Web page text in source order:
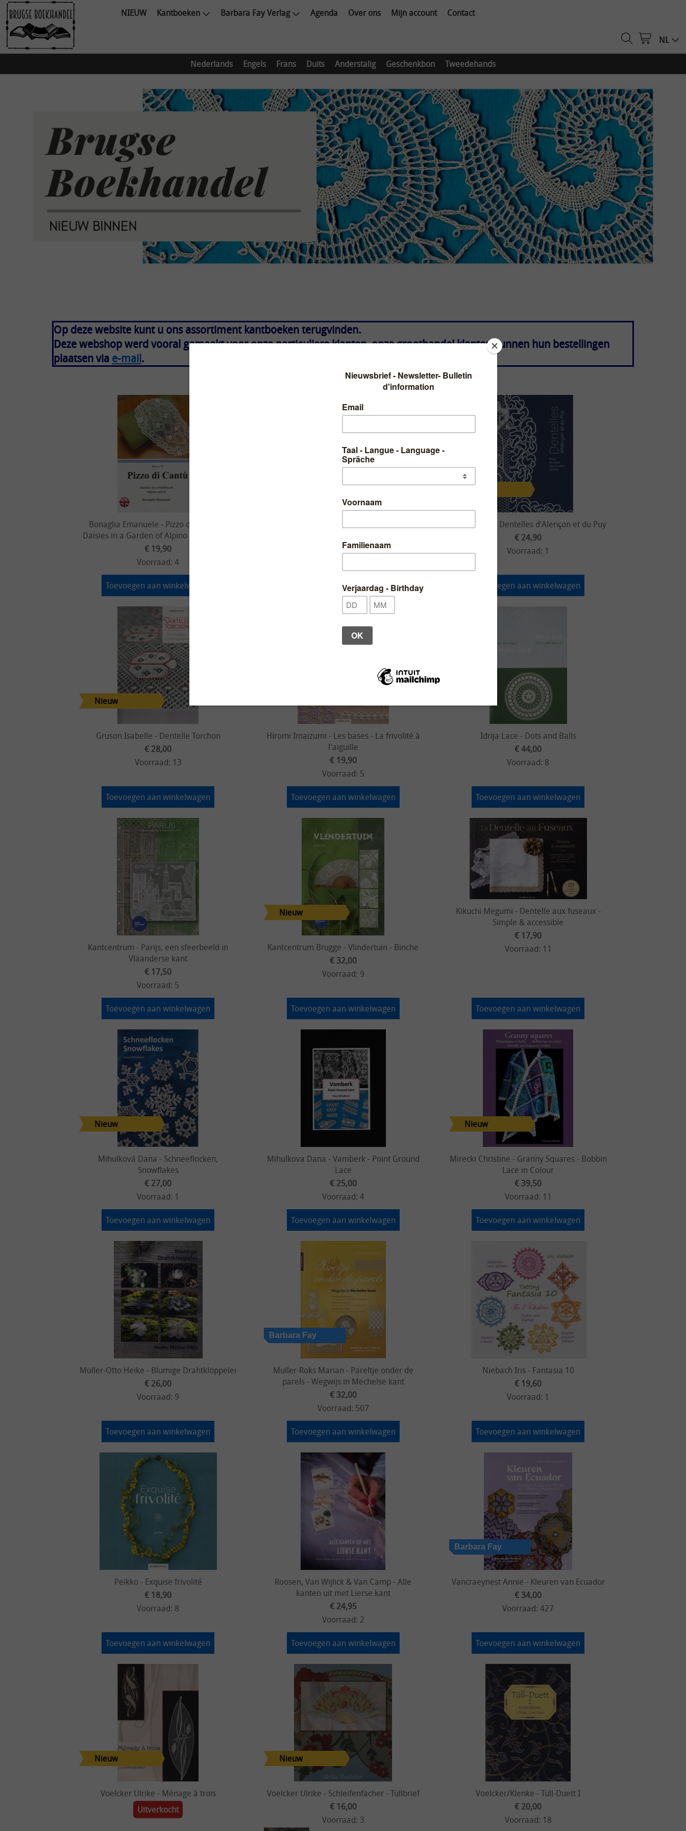
NIEUW Kantboeken Barbara Fay Verlag Agenda Over ons Mijn account Contact
NL
Nederlands Engels Frans Duits Anderstalig Geschenkbon Tweedehands
Op deze website kunt u ons assortiment kantboeken terugvinden.
Deze webshop werd vooral gemaakt voor onze particuliere klanten, onze groothandel klanten kunnen hun bestellingen
plaatsen via e-mail.
Bonaglia Emanuele - Pizzo di Cantù 06
Daisies in a Garden of Alpino stitch - 2024
€ 19,90
Voorraad: 4
Toevoegen aan winkelwagen
Uitverkocht
Bril Damien - Dentelles d'Alençon et du Puy
€ 24,90
Voorraad: 1
Toevoegen aan winkelwagen
Gruson Isabelle - Dentelle Torchon
€ 28,00
Voorraad: 13
Toevoegen aan winkelwagen
Hiromi Imaizumi - Les bases - La frivolité à
l'aiguille
€ 19,90
Voorraad: 5
Toevoegen aan winkelwagen
Idrija Lace - Dots and Balls
€ 44,00
Voorraad: 8
Toevoegen aan winkelwagen
Kantcentrum - Parijs, een sfeerbeeld in
Vlaanderse kant
€ 17,50
Voorraad: 5
Toevoegen aan winkelwagen
Kantcentrum Brugge - Vlindertuin - Binche
€ 32,00
Voorraad: 9
Toevoegen aan winkelwagen
Kikuchi Megumi - Dentelle aux fuseaux -
Simple & accessible
€ 17,90
Voorraad: 11
Toevoegen aan winkelwagen
Mihulková Dana - Schneeflocken,
Snowflakes
€ 27,00
Voorraad: 1
Toevoegen aan winkelwagen
Mihulkova Dana - Vamberk - Point Ground
Lace
€ 25,00
Voorraad: 4
Toevoegen aan winkelwagen
Mirecki Christine - Granny Squares - Bobbin
Lace in Colour
€ 39,50
Voorraad: 11
Toevoegen aan winkelwagen
Müller-Otto Heike - Blumige Drahtklöppelei
€ 26,00
Voorraad: 9
Toevoegen aan winkelwagen
Muller-Roks Marian - Pareltje onder de
parels - Wegwijs in Mechelse kant
€ 32,00
Voorraad: 507
Toevoegen aan winkelwagen
Niebach Iris - Fantasia 10
€ 19,60
Voorraad: 1
Toevoegen aan winkelwagen
Peikko - Exquise frivolité
€ 18,90
Voorraad: 8
Toevoegen aan winkelwagen
Roosen, Van Wijlick & Van Camp - Alle
kanten uit met Lierse kant
€ 24,95
Voorraad: 2
Toevoegen aan winkelwagen
Vancraeynest Annie - Kleuren van Ecuador
€ 34,00
Voorraad: 427
Toevoegen aan winkelwagen
Voelcker Ulrike - Ménage à trois
Uitverkocht
Voelcker Ulrike - Schleifenfächer - Tüllbrief
€ 16,00
Voorraad: 3
Voelcker/Klenke - Tüll-Duett I
€ 20,00
Voorraad: 18